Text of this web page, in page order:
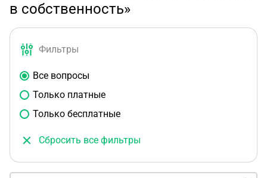
в собственность»
Фильтры
Все вопросы
Только платные
Только бесплатные
Сбросить все фильтры